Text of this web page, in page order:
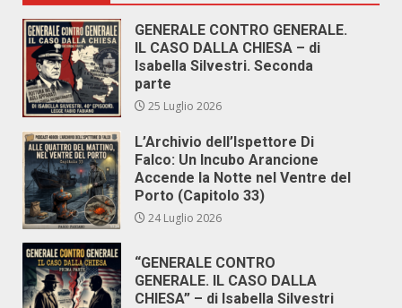
GENERALE CONTRO GENERALE.
IL CASO DALLA CHIESA – di
Isabella Silvestri. Seconda
parte
25 Luglio 2026
L’Archivio dell’Ispettore Di
Falco: Un Incubo Arancione
Accende la Notte nel Ventre del
Porto (Capitolo 33)
24 Luglio 2026
“GENERALE CONTRO
GENERALE. IL CASO DALLA
CHIESA” – di Isabella Silvestri